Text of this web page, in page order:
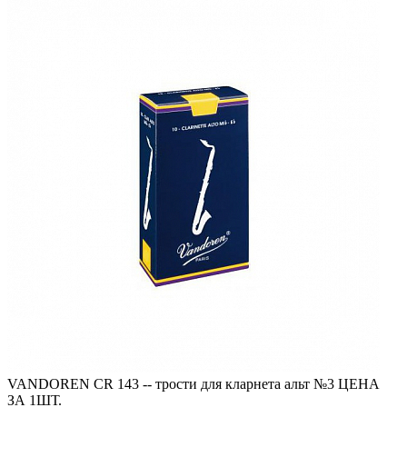
VANDOREN CR 143 -- трости для кларнета альт №3 ЦЕНА
ЗА 1ШТ.